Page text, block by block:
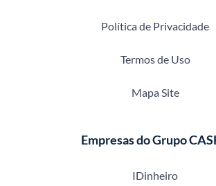
Política de Privacidade
Termos de Uso
Mapa Site
Empresas do Grupo
IDinheiro